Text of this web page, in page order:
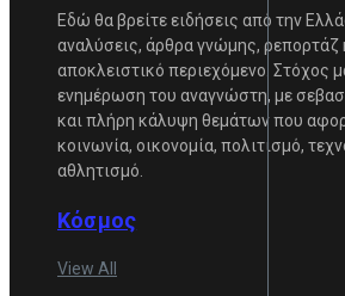
Εδώ θα βρείτε ειδήσεις από την
αναλύσεις, άρθρα γνώμης, ρεπορτάζ
αποκλειστικό περιεχόμενο. Στόχος
ενημέρωση του αναγνώστη, με
και πλήρη κάλυψη θεμάτων που
κοινωνία, οικονομία, πολιτισμό,
αθλητισμό.
Κόσμος
View All